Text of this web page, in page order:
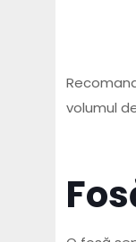
volumul